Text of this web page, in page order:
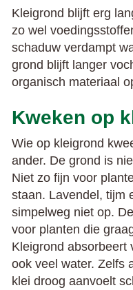
Kleigrond blijft erg
zo wel
schaduw verdampt
grond blijft langer
organisch materiaal
Kweken op
Wie op kleigrond
ander. De grond is
Niet zo fijn voor
staan. Lavendel, tijm
simpelweg niet op.
voor planten die
Kleigrond absorbeert
ook veel water. Zelfs
klei droog aanvoelt